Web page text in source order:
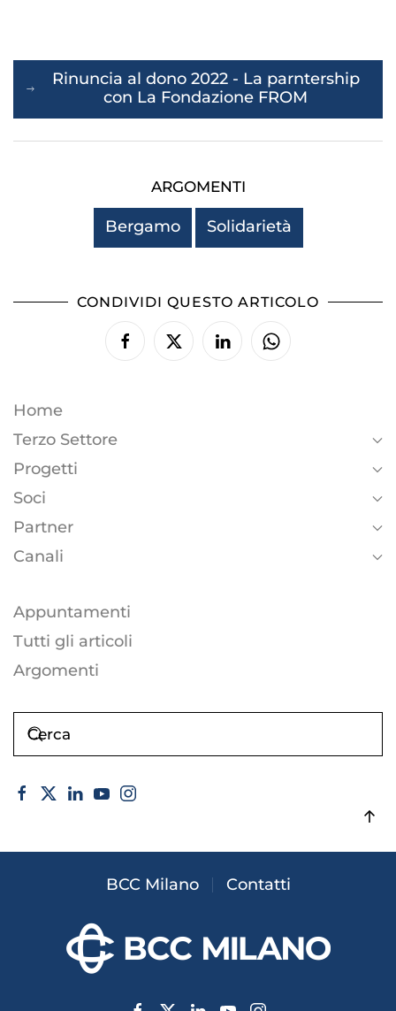
Rinuncia al dono 2022 - La parntership
con La Fondazione FROM
ARGOMENTI
Bergamo Solidarietà
CONDIVIDI QUESTO ARTICOLO
Home
Terzo Settore
Progetti
Soci
Partner
Canali
Appuntamenti
Tutti gli articoli
Argomenti
BCC Milano Contatti